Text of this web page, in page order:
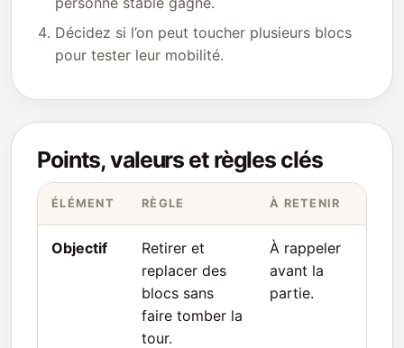
Décidez si l’on peut toucher plusieurs blocs
pour tester leur mobilité.
Points, valeurs et règles clés
ÉLÉMENT RÈGLE À RETENIR
Objectif
Retirer et
replacer des
blocs sans
faire tomber la
tour.
À rappeler
avant la
partie.